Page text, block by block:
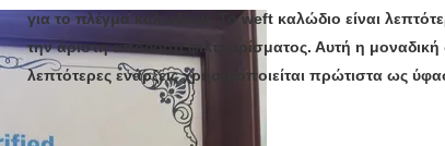
για το πλέγμα καλωδίων. Το weft καλώδιο είναι
την άριστη απόδοση φιλτραρίσματος. Αυτή η μοναδική
λεπτότερες ενάρξεις χρησιμοποιείται πρώτιστα ως